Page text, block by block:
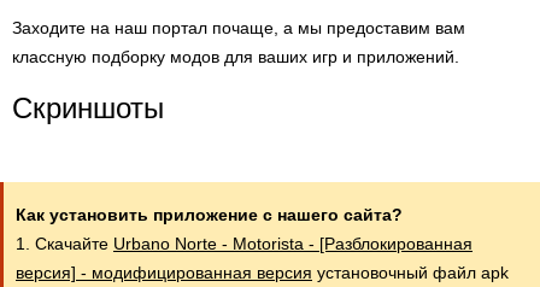
Заходите на наш портал почаще, а мы предоставим вам
классную подборку модов для ваших игр и приложений.
Скриншоты
Как установить приложение с нашего сайта?
1. Скачайте Urbano Norte - Motorista - [Разблокированная
версия] - модифицированная версия установочный файл apk